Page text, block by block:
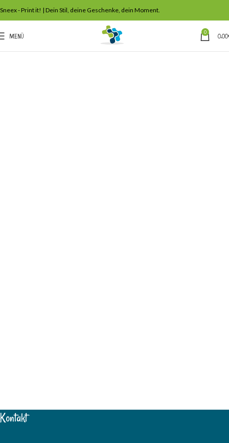
Sneex - Print it! | Dein Stil, deine Geschenke, dein Moment.
MENÜ 0 0,00
Kontakt